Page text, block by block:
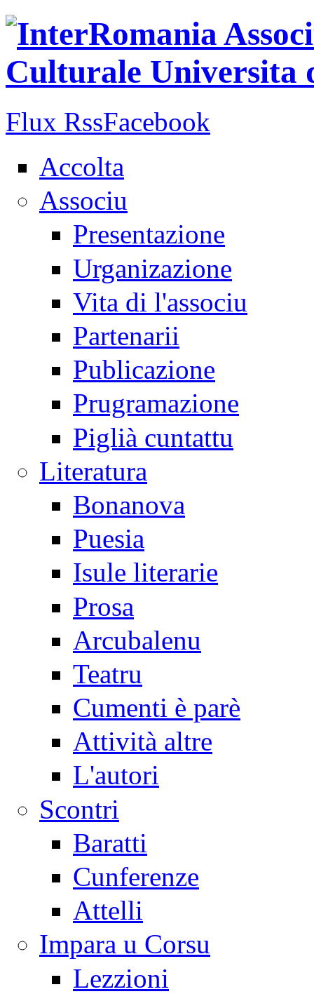
Aller au contenu principal
Flux RssFacebook
Accolta
Associu
Presentazione
Urganizazione
Vita di l'associu
Partenarii
Publicazione
Prugramazione
Piglià cuntattu
Literatura
Bonanova
Puesia
Isule literarie
Prosa
Arcubalenu
Teatru
Cumenti è parè
Attività altre
L'autori
Scontri
Baratti
Cunferenze
Attelli
Impara u Corsu
Lezzioni